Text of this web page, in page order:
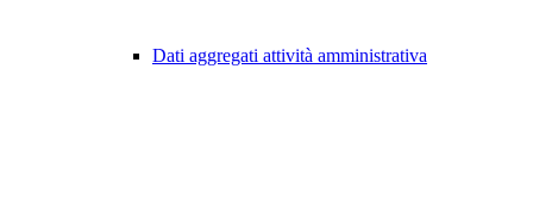
Dati aggregati attività amministrativa